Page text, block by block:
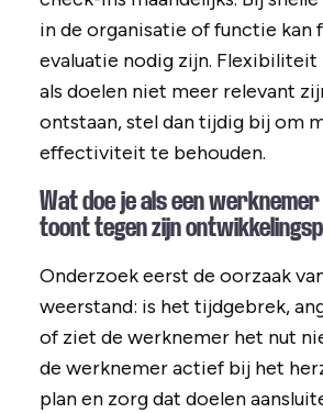
in de organisatie of functie kan
evaluatie nodig zijn. Flexibiliteit
als doelen niet meer relevant
ontstaan, stel dan tijdig bij om
effectiviteit te behouden.
Wat doe je als een
toont tegen zijn
Onderzoek eerst de oorzaak
weerstand: is het tijdgebrek,
of ziet de werknemer het nut
de werknemer actief bij het
plan en zorg dat doelen